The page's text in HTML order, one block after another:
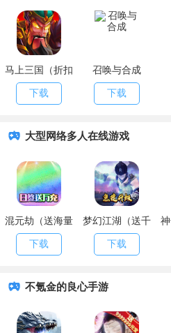
马上三国（折扣
福利）
下载
召唤与合成
下载
大型网络多人在线游戏
混元劫（送海量
充值）
下载
梦幻江湖（送千
万元宝）
下载
不氪金的良心手游